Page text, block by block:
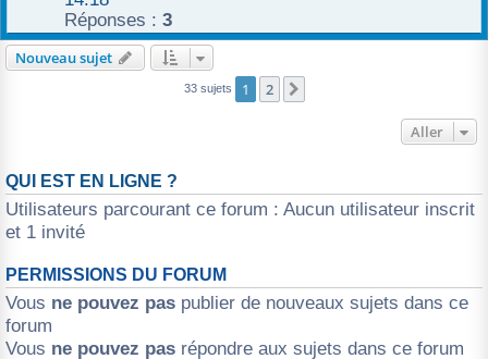
Réponses : 3
Nouveau sujet
33 sujets 1 2
Aller
QUI EST EN LIGNE ?
Utilisateurs parcourant ce forum : Aucun utilisateur inscrit
et 1 invité
PERMISSIONS DU FORUM
Vous ne pouvez pas publier de nouveaux sujets dans ce
forum
Vous ne pouvez pas répondre aux sujets dans ce forum